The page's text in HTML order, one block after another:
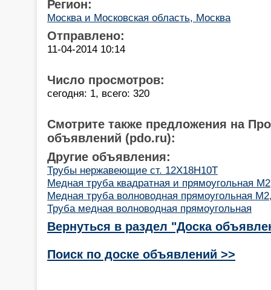
Регион:
Москва и Московская область, Москва
Отправлено:
11-04-2014 10:14
Число просмотров:
сегодня: 1, всего: 320
Смотрите также предложения на
объявлений (pdo.ru):
Другие объявления:
Трубы нержавеющие ст. 12Х18Н10Т
Медная труба квадратная и прямоугольная
Медная труба волноводная прямоугольная
Труба медная волноводная прямоугольная
Вернуться в раздел "Доска
Поиск по доске объявлений >>